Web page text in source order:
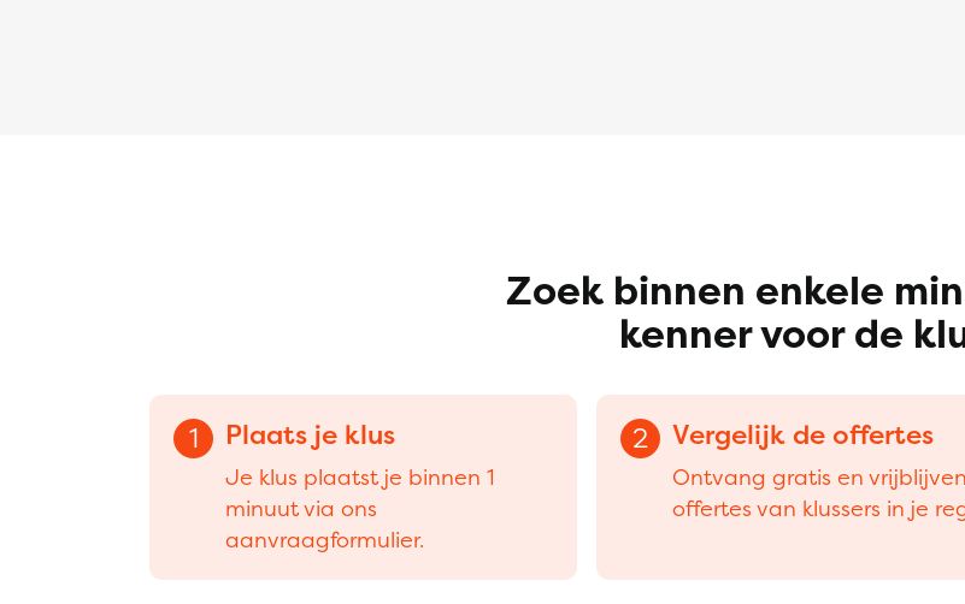
Zoek binnen enkele
kenner voor de
1 Plaats je klus
Je klus plaatst je binnen 1
minuut via ons
aanvraagformulier.
2 Vergelijk de offertes
Ontvang gratis en
offertes van klussers in je